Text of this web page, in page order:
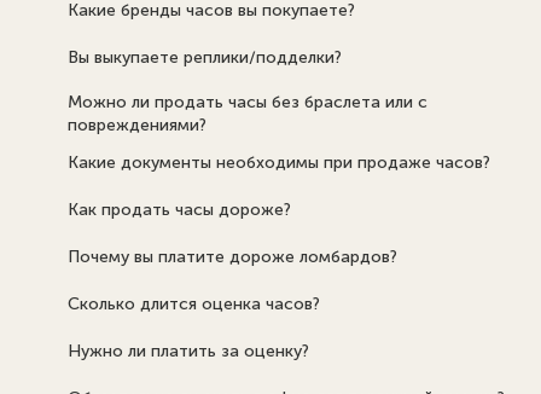
Какие бренды часов вы покупаете?
Вы выкупаете реплики/подделки?
Можно ли продать часы без браслета или с
повреждениями?
Какие документы необходимы при продаже часов?
Как продать часы дороже?
Почему вы платите дороже ломбардов?
Сколько длится оценка часов?
Нужно ли платить за оценку?